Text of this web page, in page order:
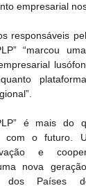
empresarial
responsáveis
“marcou
é mais do
com o futuro.
e
nova
dos Países